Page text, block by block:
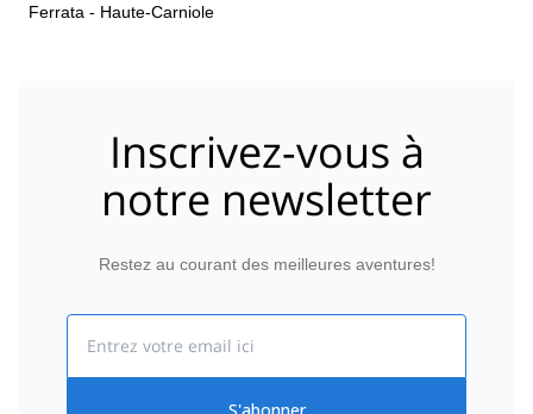
Ferrata - Haute-Carniole
Inscrivez-vous à
notre newsletter
Restez au courant des meilleures aventures!